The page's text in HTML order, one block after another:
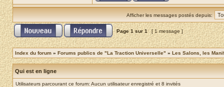
Afficher les messages postés depuis:
Page1sur1 [ 1 message ]
Index du forum » Forums publics de "La Traction Universelle" » Les Salons, les
Qui est en ligne
Utilisateurs parcourant ce forum: Aucun utilisateur enregistré et 8 invités